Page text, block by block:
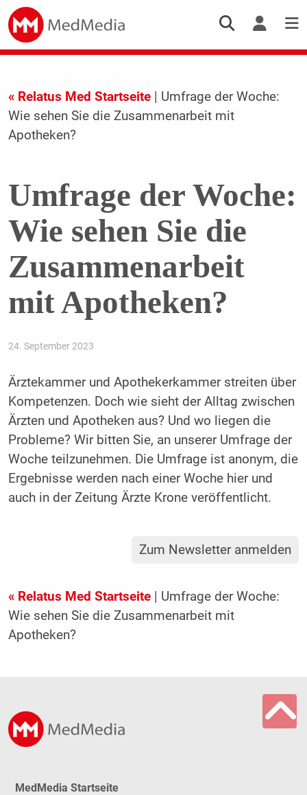
« Relatus Med Startseite| Umfrage der Woche:
Wie sehen Sie die Zusammenarbeit mit
Apotheken?
Umfrage der Woche:
Wie sehen Sie die
Zusammenarbeit
mit Apotheken?
24. September 2023
Ärztekammer und Apothekerkammer streiten über
Kompetenzen. Doch wie sieht der Alltag zwischen
Ärzten und Apotheken aus? Und wo liegen die
Probleme? Wir bitten Sie, an unserer Umfrage der
Woche teilzunehmen. Die Umfrage ist anonym, die
Ergebnisse werden nach einer Woche hier und
auch in der Zeitung Ärzte Krone veröffentlicht.
Zum Newsletter anmelden
« Relatus Med Startseite| Umfrage der Woche:
Wie sehen Sie die Zusammenarbeit mit
Apotheken?
MedMedia Startseite